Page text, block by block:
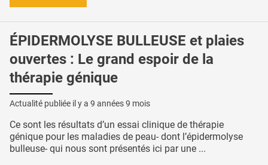
ÉPIDERMOLYSE BULLEUSE et plaies
ouvertes : Le grand espoir de la
thérapie génique
Actualité publiée il y a 9 années 9 mois
Ce sont les résultats d’un essai clinique de thérapie
génique pour les maladies de peau- dont l’épidermolyse
bulleuse- qui nous sont présentés ici par une ...